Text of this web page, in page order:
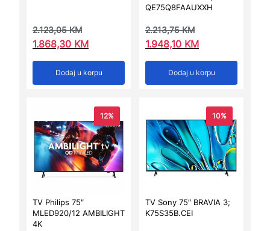
2.123,05KM
1.868,30 KM
Dodaj u korpu
QE75Q8FAAUXXH
2.213,75KM
1.948,10 KM
Dodaj u korpu
12%
TV Philips 75″
MLED920/12 AMBILIGHT
4K
10%
TV Sony 75″ BRAVIA 3;
K75S35B.CEI